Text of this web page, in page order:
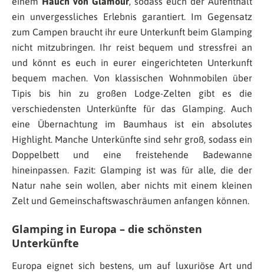
ein unvergessliches Erlebnis garantiert. Im Gegensatz
zum Campen braucht ihr eure Unterkunft beim Glamping
nicht mitzubringen. Ihr reist bequem und stressfrei an
und könnt es euch in eurer eingerichteten Unterkunft
bequem machen. Von klassischen Wohnmobilen über
Tipis bis hin zu großen Lodge-Zelten gibt es die
verschiedensten Unterkünfte für das Glamping. Auch
eine Übernachtung im Baumhaus ist ein absolutes
Highlight. Manche Unterkünfte sind sehr groß, sodass ein
Doppelbett und eine freistehende Badewanne
hineinpassen. Fazit: Glamping ist was für alle, die der
Natur nahe sein wollen, aber nichts mit einem kleinen
Zelt und Gemeinschaftswaschräumen anfangen können.
Glamping in Europa – die schönsten
Unterkünfte
Europa eignet sich bestens, um auf luxuriöse Art und